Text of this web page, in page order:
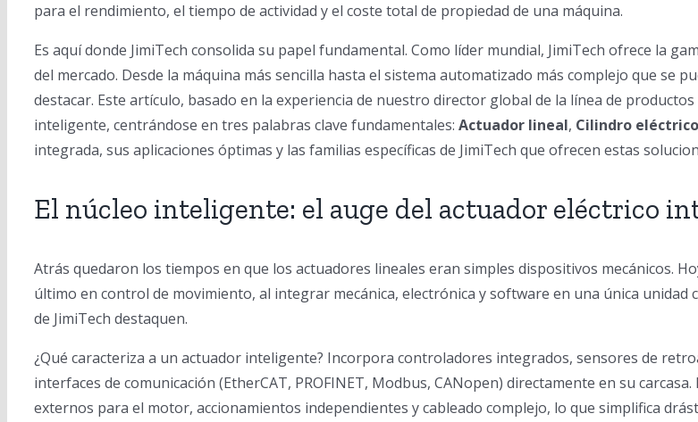
para el rendimiento, el tiempo de actividad y el coste total de propiedad de una máquina.
Es aquí donde JimiTech consolida su papel fundamental. Como líder mundial, JimiTech ofrece la
del mercado. Desde la máquina más sencilla hasta el sistema automatizado más complejo que se
destacar. Este artículo, basado en la experiencia de nuestro director global de la línea de
inteligente, centrándose en tres palabras clave fundamentales: Actuador lineal, Cilindro eléctrico
integrada, sus aplicaciones óptimas y las familias específicas de JimiTech que ofrecen estas
El núcleo inteligente: el auge del actuador eléctrico
Atrás quedaron los tiempos en que los actuadores lineales eran simples dispositivos mecánicos.
último en control de movimiento, al integrar mecánica, electrónica y software en una única unidad
de JimiTech destaquen.
¿Qué caracteriza a un actuador inteligente? Incorpora controladores integrados, sensores de
interfaces de comunicación (EtherCAT, PROFINET, Modbus, CANopen) directamente en su
externos para el motor, accionamientos independientes y cableado complejo, lo que simplifica